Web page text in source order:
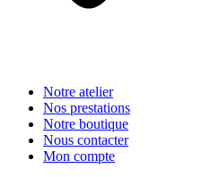
Notre atelier
Nos prestations
Notre boutique
Nous contacter
Mon compte